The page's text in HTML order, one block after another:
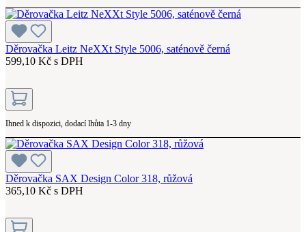
Děrovačka Leitz NeXXt Style 5006, saténově černá
599,10 Kč s DPH
Ihned k dispozici, dodací lhůta 1-3 dny
Děrovačka SAX Design Color 318, růžová
365,10 Kč s DPH